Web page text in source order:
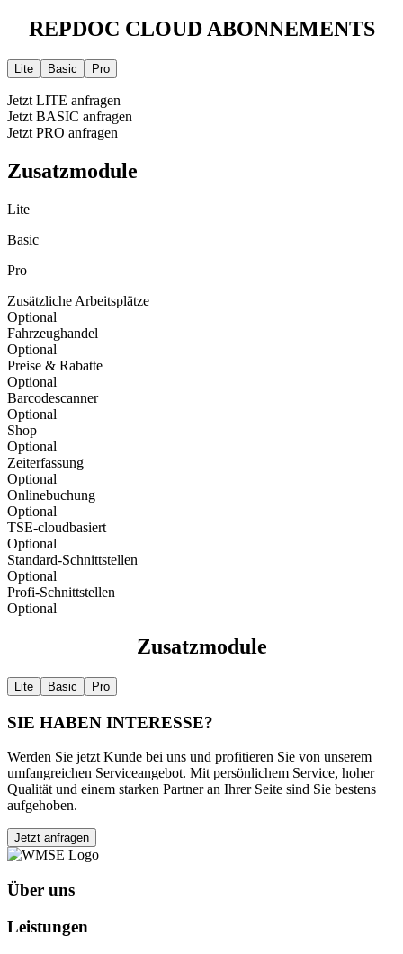
REPDOC CLOUD ABONNEMENTS
Lite Basic Pro
Jetzt LITE anfragen
Jetzt BASIC anfragen
Jetzt PRO anfragen
Zusatzmodule
Lite
Basic
Pro
Zusätzliche Arbeitsplätze
Optional
Fahrzeughandel
Optional
Preise & Rabatte
Optional
Barcodescanner
Optional
Shop
Optional
Zeiterfassung
Optional
Onlinebuchung
Optional
TSE-cloudbasiert
Optional
Standard-Schnittstellen
Optional
Profi-Schnittstellen
Optional
Zusatzmodule
Lite Basic Pro
SIE HABEN INTERESSE?
Werden Sie jetzt Kunde bei uns und profitieren Sie von unserem
umfangreichen Serviceangebot. Mit persönlichem Service, hoher
Qualität und einem starken Partner an Ihrer Seite sind Sie bestens
aufgehoben.
Jetzt anfragen
Über uns
Leistungen